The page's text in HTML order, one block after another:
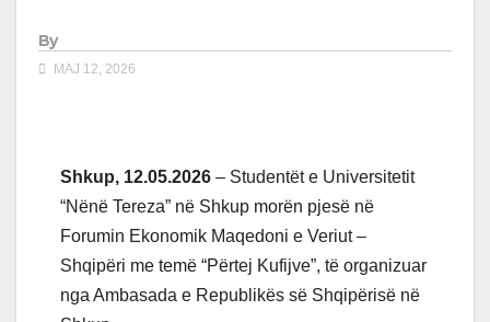
By
MAJ 12, 2026
Shkup, 12.05.2026 – Studentët e Universitetit
“Nënë Tereza” në Shkup morën pjesë në
Forumin Ekonomik Maqedoni e Veriut –
Shqipëri me temë “Përtej Kufijve”, të organizuar
nga Ambasada e Republikës së Shqipërisë në